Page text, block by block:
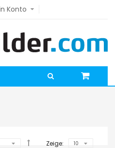
Konto
Zeige: